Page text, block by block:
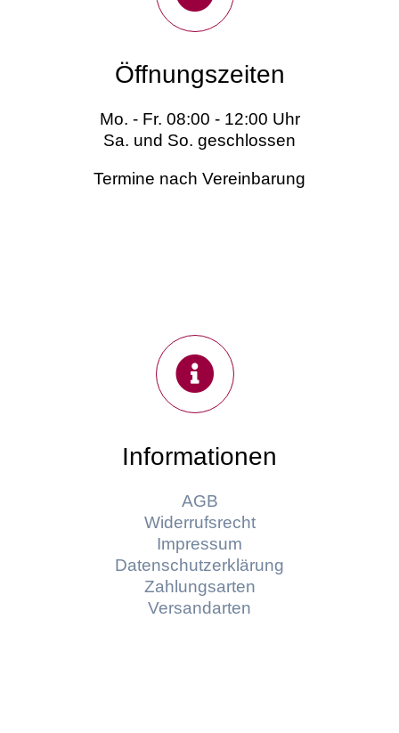
Öffnungszeiten
Mo. - Fr. 08:00 - 12:00 Uhr
Sa. und So. geschlossen
Termine nach Vereinbarung
Informationen
AGB
Widerrufsrecht
Impressum
Datenschutzerklärung
Zahlungsarten
Versandarten